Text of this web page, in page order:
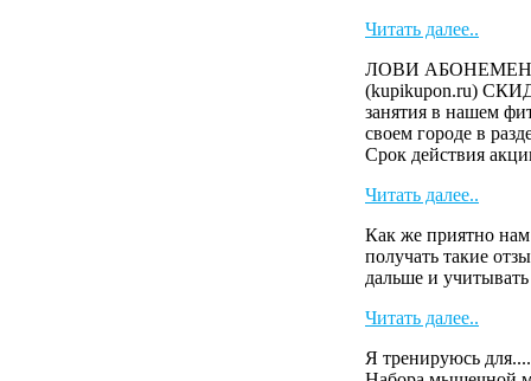
Читать далее..
ЛОВИ АБОНЕМЕНТ
(kupikupon.ru)
занятия в нашем
своем городе в
Cрок действия
Читать далее..
Как же приятно
получать такие
дальше и
Читать далее..
Я тренируюсь